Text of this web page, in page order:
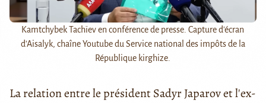
Kamtchybek Tachïev en conférence de presse. Capture d'écran
d'Aisalyk, chaîne Youtube du Service national des impôts de la
République kirghize.
La relation entre le président Sadyr Japarov et l'ex-